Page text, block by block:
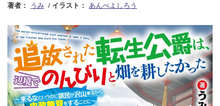
著者： うみ イラスト： あんべよしろう